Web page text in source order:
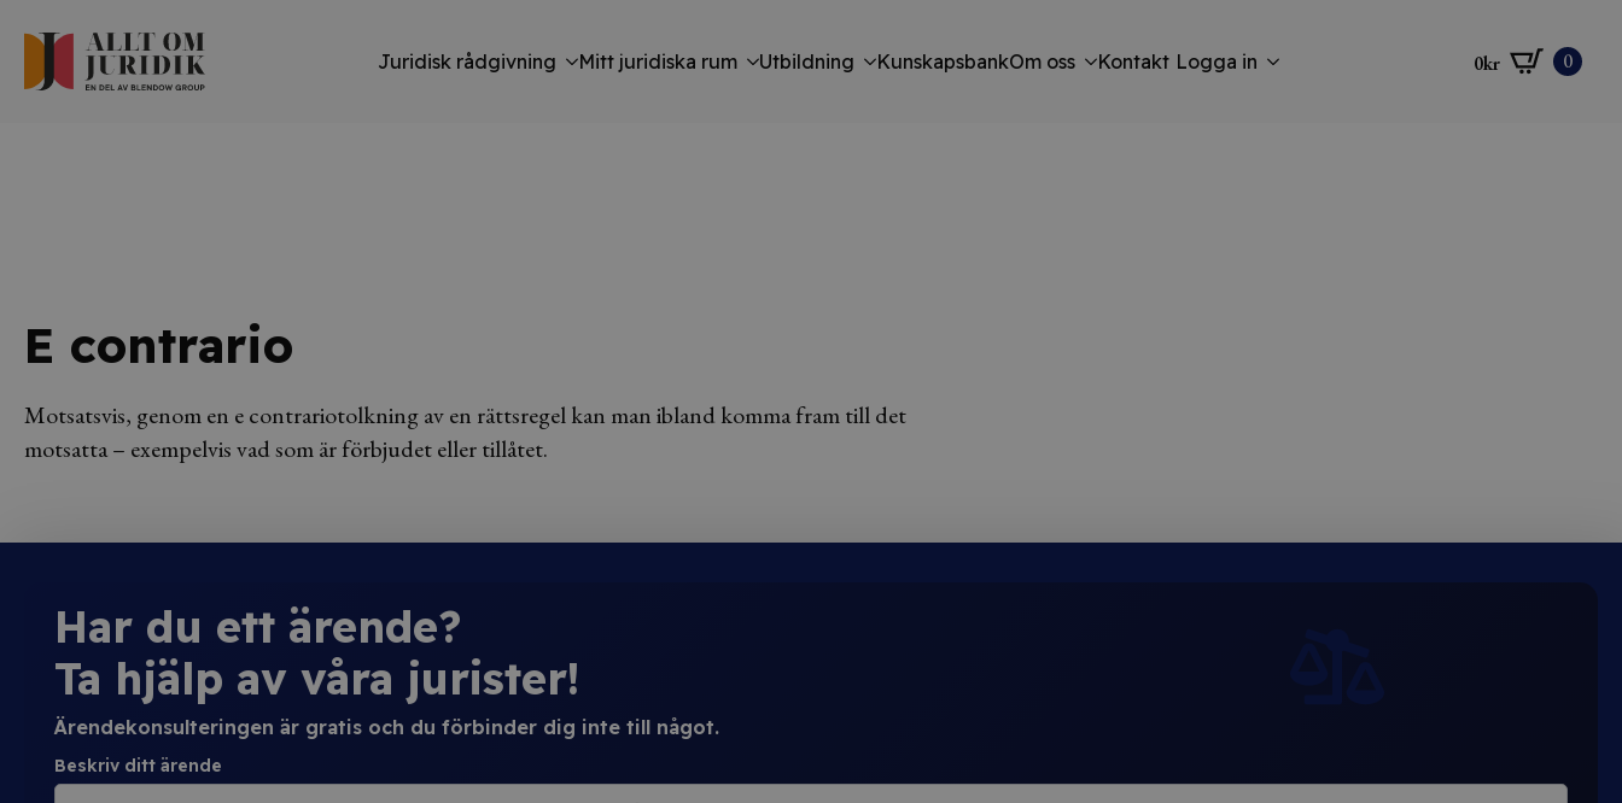
Juridisk rådgivning Mitt juridiska rum Utbildning KunskapsbankOm oss Kontakt Logga in 0kr 0
E contrario
Motsatsvis, genom en e contrariotolkning av en rättsregel kan man ibland komma fram till det
motsatta – exempelvis vad som är förbjudet eller tillåtet.
Har du ett ärende?
Ta hjälp av våra jurister!
Ärendekonsulteringen är gratis och du förbinder dig inte till något.
Beskriv ditt ärende